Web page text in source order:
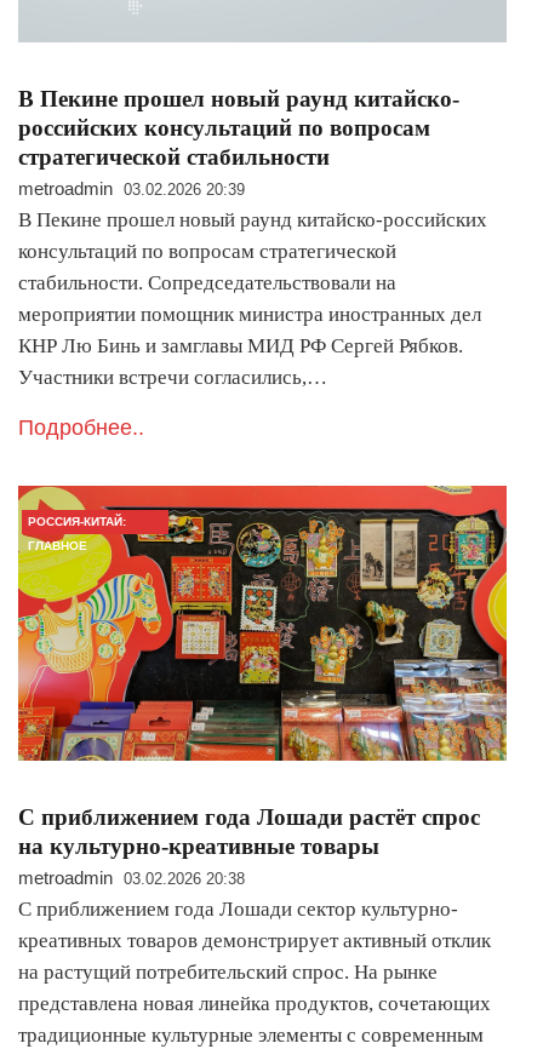
В Пекине прошел новый раунд китайско-
российских консультаций по вопросам
стратегической стабильности
metroadmin 03.02.2026 20:39
В Пекине прошел новый раунд китайско-российских
консультаций по вопросам стратегической
стабильности. Сопредседательствовали на
мероприятии помощник министра иностранных дел
КНР Лю Бинь и замглавы МИД РФ Сергей Рябков.
Участники встречи согласились,…
Подробнее..
РОССИЯ-КИТАЙ:
ГЛАВНОЕ
С приближением года Лошади растёт спрос
на культурно-креативные товары
metroadmin 03.02.2026 20:38
С приближением года Лошади сектор культурно-
креативных товаров демонстрирует активный отклик
на растущий потребительский спрос. На рынке
представлена новая линейка продуктов, сочетающих
традиционные культурные элементы с современным